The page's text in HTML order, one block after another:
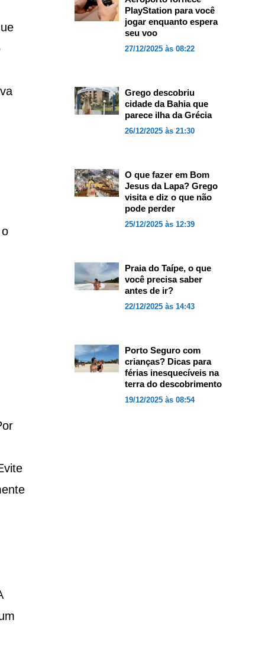
PlayStation para você
jogar enquanto espera
seu voo
27/12/2025 às 08:22
Grego descobriu
cidade da Bahia que
parece ilha da Grécia
26/12/2025 às 21:30
O que fazer em Bom
Jesus da Lapa? Grego
visita e diz o que não
pode perder
25/12/2025 às 12:39
Praia do Taípe, o que
você precisa saber
antes de ir?
22/12/2025 às 14:43
Porto Seguro com
crianças? Dicas para
férias inesquecíveis na
terra do descobrimento
19/12/2025 às 08:54